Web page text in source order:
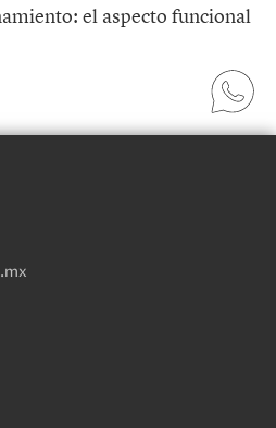
el aspecto funcional